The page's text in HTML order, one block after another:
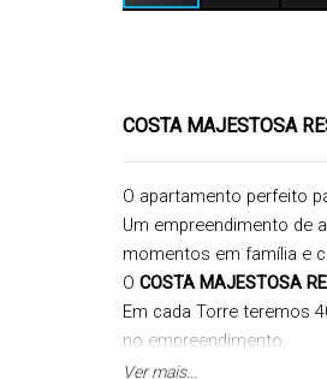
COSTA MAJESTOSA
O apartamento perfeito
Um empreendimento de
momentos em família e
O COSTA MAJESTOSA
Em cada Torre teremos
no empreendimento.
Pensado especialmente
Ver mais...